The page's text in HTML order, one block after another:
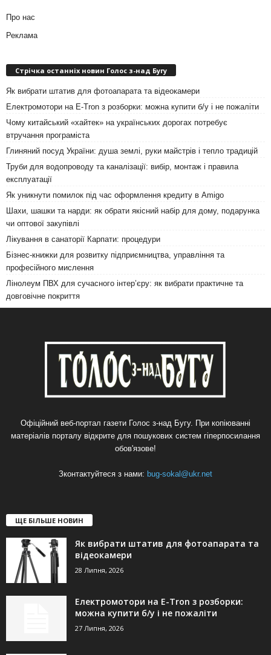
Про нас
Реклама
Стрічка останніх новин Голос з-над Бугу
Як вибрати штатив для фотоапарата та відеокамери
Електромотори на E-Tron з розборки: можна купити б/у і не пожаліти
Чому китайський «хайтек» на українських дорогах потребує
втручання програміста
Глиняний посуд України: душа землі, руки майстрів і тепло традицій
Труби для водопроводу та каналізації: вибір, монтаж і правила
експлуатації
Як уникнути помилок під час оформлення кредиту в Amigo
Шахи, шашки та нарди: як обрати якісний набір для дому, подарунка
чи оптової закупівлі
Лікування в санаторії Карпати: процедури
Бізнес-книжки для розвитку підприємництва, управління та
професійного мислення
Лінолеум ПВХ для сучасного інтер’єру: як вибрати практичне та
довговічне покриття
Офіційний веб-портал газети Голос з-над Бугу. При копіюванні
матеріалів порталу відкрите для пошукових систем гіперпосилання
обов'язове!
Зконтактуйтеся з нами: bug-sokal@ukr.net
ЩЕ БІЛЬШЕ НОВИН
Як вибрати штатив для фотоапарата та
відеокамери
28 Липня, 2026
Електромотори на E-Tron з розборки:
можна купити б/у і не пожаліти
27 Липня, 2026